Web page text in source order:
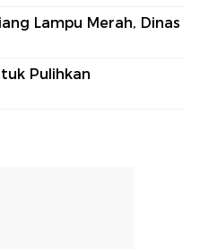
Lampu Merah, Dinas
Pulihkan